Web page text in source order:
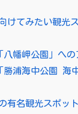
けてみたい観光
八幡岬公園」への
勝浦海中公園 海
有名観光スポッ